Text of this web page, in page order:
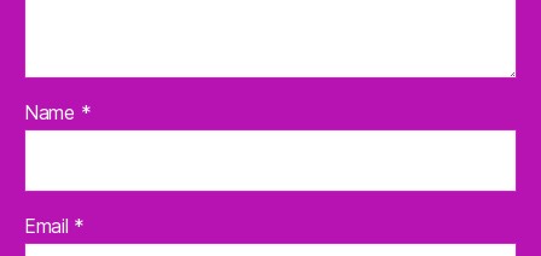
Name *
Email *